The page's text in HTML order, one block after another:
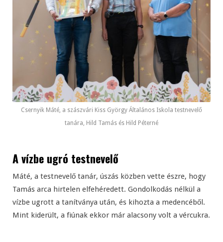
Csernyik Máté, a szászvári Kiss György Általános Iskola testnevelő
tanára, Hild Tamás és Hild Péterné
A vízbe ugró testnevelő
Máté, a testnevelő tanár, úszás közben vette észre, hogy
Tamás arca hirtelen elfehéredett. Gondolkodás nélkül a
vízbe ugrott a tanítványa után, és kihozta a medencéből.
Mint kiderült, a fiúnak ekkor már alacsony volt a vércukra.